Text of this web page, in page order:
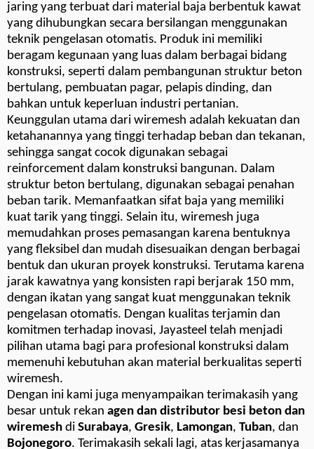
jaring yang terbuat dari material baja berbentuk kawat
yang dihubungkan secara bersilangan menggunakan
teknik pengelasan otomatis. Produk ini memiliki
beragam kegunaan yang luas dalam berbagai bidang
konstruksi, seperti dalam pembangunan struktur beton
bertulang, pembuatan pagar, pelapis dinding, dan
bahkan untuk keperluan industri pertanian.
Keunggulan utama dari wiremesh adalah kekuatan dan
ketahanannya yang tinggi terhadap beban dan tekanan,
sehingga sangat cocok digunakan sebagai
reinforcement dalam konstruksi bangunan. Dalam
struktur beton bertulang, digunakan sebagai penahan
beban tarik. Memanfaatkan sifat baja yang memiliki
kuat tarik yang tinggi. Selain itu, wiremesh juga
memudahkan proses pemasangan karena bentuknya
yang fleksibel dan mudah disesuaikan dengan berbagai
bentuk dan ukuran proyek konstruksi. Terutama karena
jarak kawatnya yang konsisten rapi berjarak 150 mm,
dengan ikatan yang sangat kuat menggunakan teknik
pengelasan otomatis. Dengan kualitas terjamin dan
komitmen terhadap inovasi, Jayasteel telah menjadi
pilihan utama bagi para profesional konstruksi dalam
memenuhi kebutuhan akan material berkualitas seperti
wiremesh.
Dengan ini kami juga menyampaikan terimakasih yang
besar untuk rekan agen dan distributor besi beton dan
wiremesh di Surabaya, Gresik, Lamongan, Tuban, dan
Bojonegoro. Terimakasih sekali lagi, atas kerjasamanya